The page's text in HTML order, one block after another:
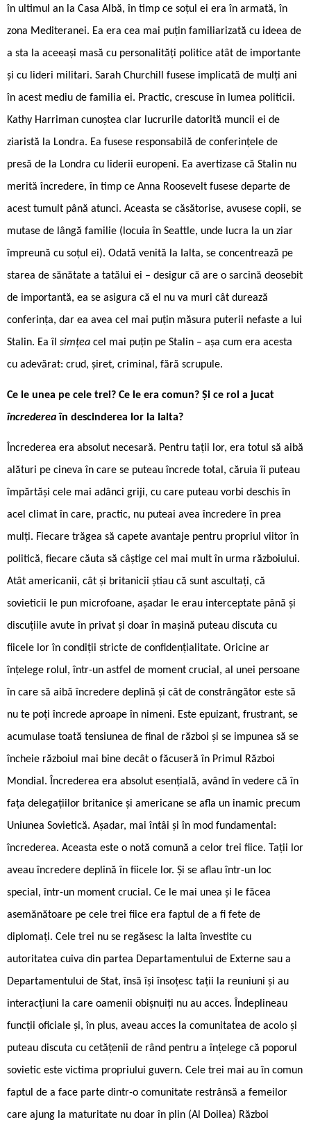
în ultimul an la Casa Albă, în timp ce soțul ei era în armată, în
zona Mediteranei. Ea era cea mai puțin familiarizată cu ideea de
a sta la aceeași masă cu personalități politice atât de importante
și cu lideri militari. Sarah Churchill fusese implicată de mulți ani
în acest mediu de familia ei. Practic, crescuse în lumea politicii.
Kathy Harriman cunoștea clar lucrurile datorită muncii ei de
ziaristă la Londra. Ea fusese responsabilă de conferințele de
presă de la Londra cu liderii europeni. Ea avertizase că Stalin nu
merită încredere, în timp ce Anna Roosevelt fusese departe de
acest tumult până atunci. Aceasta se căsătorise, avusese copii, se
mutase de lângă familie (locuia în Seattle, unde lucra la un ziar
împreună cu soțul ei). Odată venită la Ialta, se concentrează pe
starea de sănătate a tatălui ei – desigur că are o sarcină deosebit
de importantă, ea se asigura că el nu va muri cât durează
conferința, dar ea avea cel mai puțin măsura puterii nefaste a lui
Stalin. Ea îl simțea cel mai puțin pe Stalin – așa cum era acesta
cu adevărat: crud, șiret, criminal, fără scrupule.
Ce le unea pe cele trei? Ce le era comun? Și ce rol a jucat
încredereaîn descinderea lor la Ialta?
Încrederea era absolut necesară. Pentru tații lor, era totul să aibă
alături pe cineva în care se puteau încrede total, căruia îi puteau
împărtăși cele mai adânci griji, cu care puteau vorbi deschis în
acel climat în care, practic, nu puteai avea încredere în prea
mulți. Fiecare trăgea să capete avantaje pentru propriul viitor în
politică, fiecare căuta să câștige cel mai mult în urma războiului.
Atât americanii, cât și britanicii știau că sunt ascultați, că
sovieticii le pun microfoane, așadar le erau interceptate până și
discuțiile avute în privat și doar în mașină puteau discuta cu
fiicele lor în condiții stricte de confidențialitate. Oricine ar
înțelege rolul, într-un astfel de moment crucial, al unei persoane
în care să aibă încredere deplină și cât de constrângător este să
nu te poți încrede aproape în nimeni. Este epuizant, frustrant, se
acumulase toată tensiunea de final de război și se impunea să se
încheie războiul mai bine decât o făcuseră în Primul Război
Mondial. Încrederea era absolut esențială, având în vedere că în
fața delegațiilor britanice și americane se afla un inamic precum
Uniunea Sovietică. Așadar, mai întâi și în mod fundamental:
încrederea. Aceasta este o notă comună a celor trei fiice. Tații lor
aveau încredere deplină în fiicele lor. Și se aflau într-un loc
special, într-un moment crucial. Ce le mai unea și le făcea
asemănătoare pe cele trei fiice era faptul de a fi fete de
diplomați. Cele trei nu se regăsesc la Ialta învestite cu
autoritatea cuiva din partea Departamentului de Externe sau a
Departamentului de Stat, însă își însoțesc tații la reuniuni și au
interacțiuni la care oamenii obișnuiți nu au acces. Îndeplineau
funcții oficiale și, în plus, aveau acces la comunitatea de acolo și
puteau discuta cu cetățenii de rând pentru a înțelege că poporul
sovietic este victima propriului guvern. Cele trei mai au în comun
faptul de a face parte dintr-o comunitate restrânsă a femeilor
care ajung la maturitate nu doar în plin (Al Doilea) Război